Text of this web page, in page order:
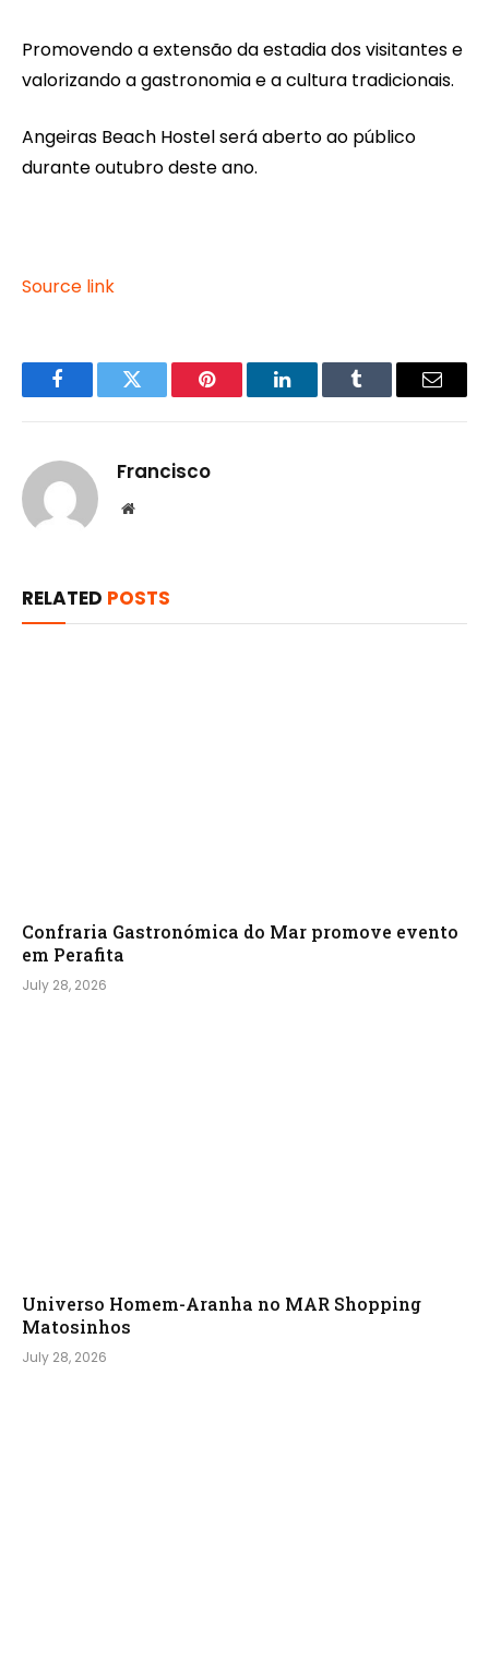
Promovendo a extensão da estadia dos visitantes e
valorizando a gastronomia e a cultura tradicionais.
Angeiras Beach Hostel será aberto ao público
durante outubro deste ano.
Source link
FacebookTwitter Pinterest LinkedInTumblr Email
Francisco
Website
RELATED POSTS
Confraria Gastronómica do Mar promove evento
em Perafita
July 28, 2026
Universo Homem-Aranha no MAR Shopping
Matosinhos
July 28, 2026